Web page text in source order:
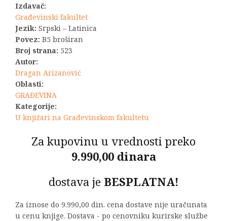
Izdavač:
Građevinski fakultet
Jezik: Srpski – Latinica
Povez: B5 broširan
Broj strana: 523
Autor:
Dragan Arizanović
Oblasti:
GRAĐEVINA
Kategorije:
U knjižari na Građevinskom fakultetu
Za kupovinu u vrednosti preko
9.990,00 dinara
dostava je BESPLATNA!
Za iznose do 9.990,00 din. cena dostave nije uračunata
u cenu knjige. Dostava - po cenovniku kurirske službe